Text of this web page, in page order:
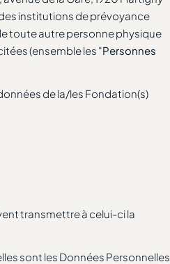
institutions de prévoyance
toute autre personne physique
(ensemble les "Personnes
de la/les Fondation(s)
transmettre à celui-ci la
sont les Données Personnelles